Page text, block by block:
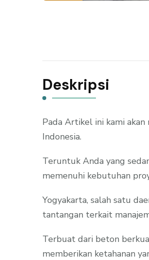
Deskripsi
Pada Artikel ini kami akan
Indonesia.
Teruntuk Anda yang
memenuhi kebutuhan
Yogyakarta, salah satu
tantangan terkait
Terbuat dari beton
memberikan ketahanan